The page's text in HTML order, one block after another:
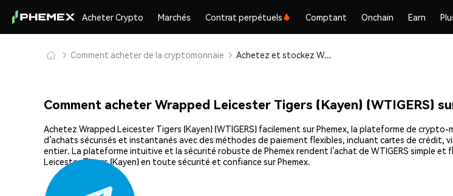
Acheter Crypto Marchés Contrat perpétuels Comptant Onchain Earn
Comment acheter de la cryptomonnaie Achetez et stockez Wrapped Leicester Tigers (Kayen) (WTIGERS) en toute sécurité
Comment acheter Wrapped Leicester Tigers (Kayen) (WTIGERS)
Achetez Wrapped Leicester Tigers (Kayen) (WTIGERS) facilement sur Phemex, la plateforme de
d’achats sécurisés et instantanés avec des méthodes de paiement flexibles, incluant cartes de crédit,
entier. La plateforme intuitive et la sécurité robuste de Phemex rendent l’achat de WTIGERS simple
Leicester Tigers (Kayen) en toute sécurité et confiance sur Phemex.